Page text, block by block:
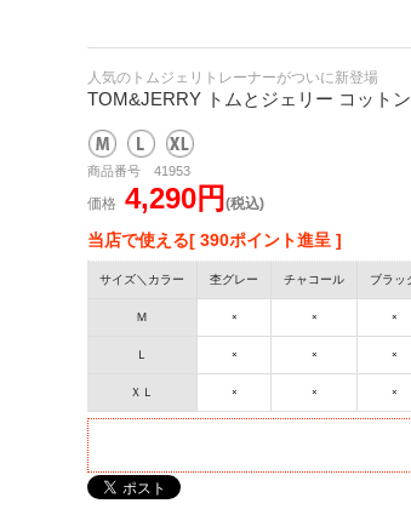
人気のトムジェリトレーナーがついに新登場
TOM&JERRY トムとジェリー コット
商品番号 41953
価格 4,290円 (税込)
当店で使える[ 390ポイント進呈 ]
サイズ＼カラー 杢グレー チャコール ブラッ
Ｍ × × ×
Ｌ × × ×
ＸＬ × × ×